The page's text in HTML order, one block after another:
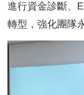
進行資金診斷、
轉型，強化團隊